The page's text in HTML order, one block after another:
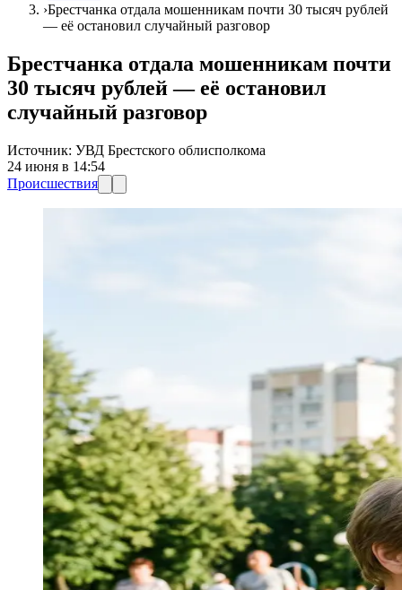
›Брестчанка отдала мошенникам почти 30 тысяч рублей
— её остановил случайный разговор
Брестчанка отдала мошенникам почти
30 тысяч рублей — её остановил
случайный разговор
Источник: УВД Брестского облисполкома
24 июня в 14:54
Происшествия